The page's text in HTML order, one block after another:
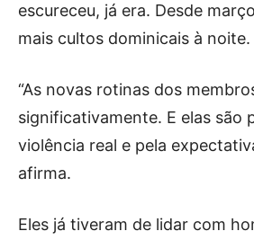
escureceu, já era. Desde
mais cultos dominicais à noite.
“As novas rotinas dos
significativamente. E elas são
violência real e pela
afirma.
Eles já tiveram de lidar com